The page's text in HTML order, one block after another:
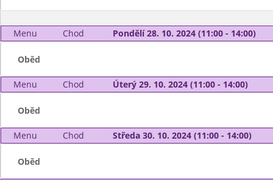
Menu Chod Pondělí 28. 10. 2024 (11:00 - 14:00)
Oběd
Menu Chod Úterý 29. 10. 2024 (11:00 - 14:00)
Oběd
Menu Chod Středa 30. 10. 2024 (11:00 - 14:00)
Oběd